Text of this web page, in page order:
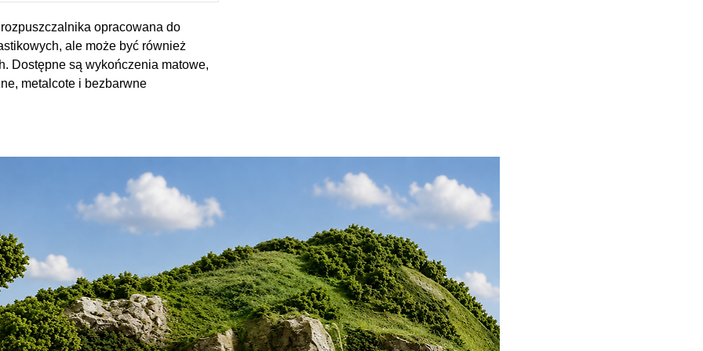
opracowana do
ale może być również
Dostępne są wykończenia matowe,
metalcote i bezbarwne
kartonu, zapieczętowanego tynku,
i innych (zawsze próbuj na małym
czy są odpowiednie)
w zależności od grubości aplikacji
z odpowiednim rozcieńczalnikiem,
Preferowane są dwie cienkie
stosunek rozcieńczania to 2 części
Należy pamiętać, że kolory
po całkowitym